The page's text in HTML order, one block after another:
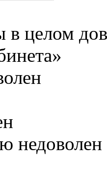
в целом
недоволен